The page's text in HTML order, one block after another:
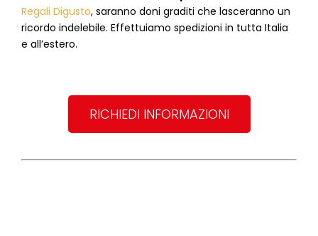
Regali Digusto, saranno doni graditi che lasceranno un
ricordo indelebile. Effettuiamo spedizioni in tutta Italia
e all’estero.
RICHIEDI INFORMAZIONI